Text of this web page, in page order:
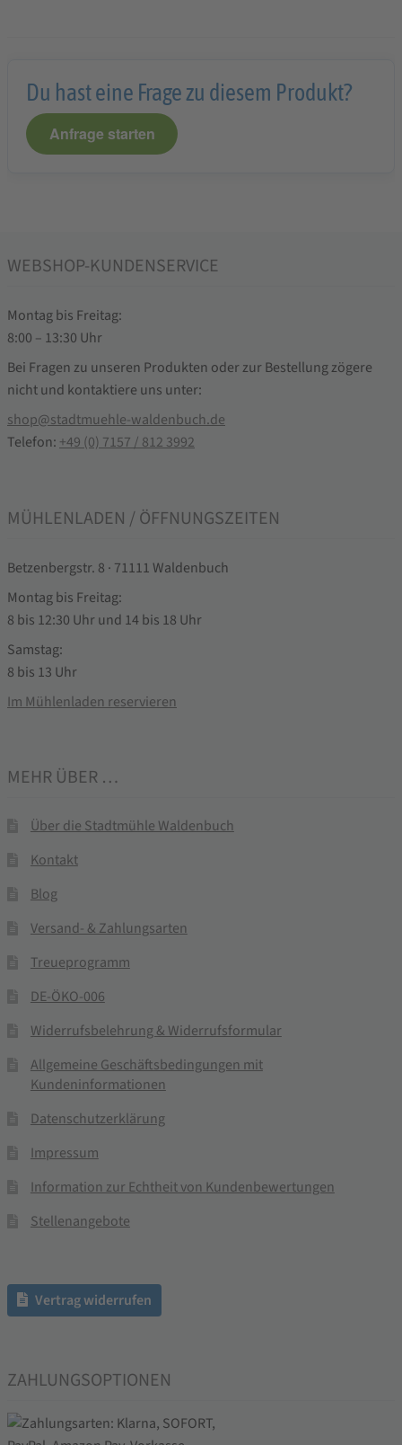
Du hast eine Frage zu diesem Produkt?
Anfrage starten
WEBSHOP-KUNDENSERVICE
Montag bis Freitag:
8:00 – 13:30 Uhr
Bei Fragen zu unseren Produkten oder zur Bestellung zögere
nicht und kontaktiere uns unter:
shop@stadtmuehle-waldenbuch.de
Telefon: +49 (0) 7157 / 812 3992
MÜHLENLADEN / ÖFFNUNGSZEITEN
Betzenbergstr. 8 · 71111 Waldenbuch
Montag bis Freitag:
8 bis 12:30 Uhr und 14 bis 18 Uhr
Samstag:
8 bis 13 Uhr
Im Mühlenladen reservieren
MEHR ÜBER …
Über die Stadtmühle Waldenbuch
Kontakt
Blog
Versand- & Zahlungsarten
Treueprogramm
DE-ÖKO-006
Widerrufsbelehrung & Widerrufsformular
Allgemeine Geschäftsbedingungen mit
Kundeninformationen
Datenschutzerklärung
Impressum
Information zur Echtheit von Kundenbewertungen
Stellenangebote
Vertrag widerrufen
ZAHLUNGSOPTIONEN